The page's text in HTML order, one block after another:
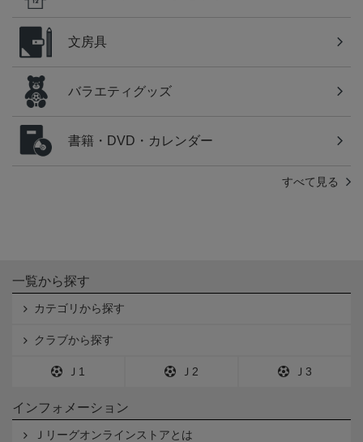
文房具
バラエティグッズ
書籍・DVD・カレンダー
すべて見る
一覧から探す
カテゴリから探す
クラブから探す
Ｊ1 Ｊ2 Ｊ3
インフォメーション
Ｊリーグオンラインストアとは